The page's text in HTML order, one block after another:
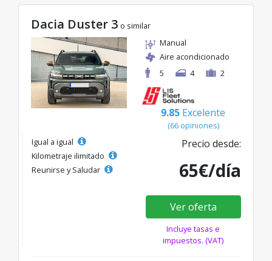
Dacia Duster 3 o similar
Manual
Aire acondicionado
5
4 2
9.85 Excelente
(66 opiniones)
Igual a igual
Kilometraje ilimitado
Reunirse y Saludar
Precio desde:
65€/día
Ver oferta
Incluye tasas e
impuestos. (VAT)